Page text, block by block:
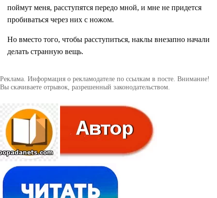
поймут меня, расступятся передо мной, и мне не придется
пробиваться через них с ножом.
Но вместо того, чтобы расступиться, наклы внезапно начали
делать странную вещь.
Реклама. Информация о рекламодателе по ссылкам в посте. Внимание!
Вы скачиваете отрывок, разрешенный законодательством.